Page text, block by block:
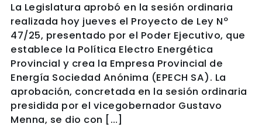
La Legislatura aprobó en la sesión ordinaria
realizada hoy jueves el Proyecto de Ley Nº
47/25, presentado por el Poder Ejecutivo, que
establece la Política Electro Energética
Provincial y crea la Empresa Provincial de
Energía Sociedad Anónima (EPECH SA). La
aprobación, concretada en la sesión ordinaria
presidida por el vicegobernador Gustavo
Menna, se dio con […]